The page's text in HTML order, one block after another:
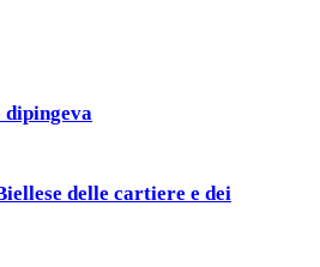
dipingeva
delle cartiere e dei